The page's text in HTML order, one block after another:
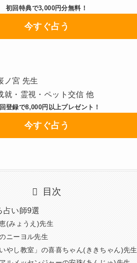
初回特典で3,000円分無料！
今すぐ占う
ノ宮 先生
就・霊視・ペット交信 他
登録で8,000円以上プレゼント！
今すぐ占う
目次
占い師9選
(みょうえ)先生
ニーヨル先生
やし教室」の喜喜ちゃん(ききちゃん)先生